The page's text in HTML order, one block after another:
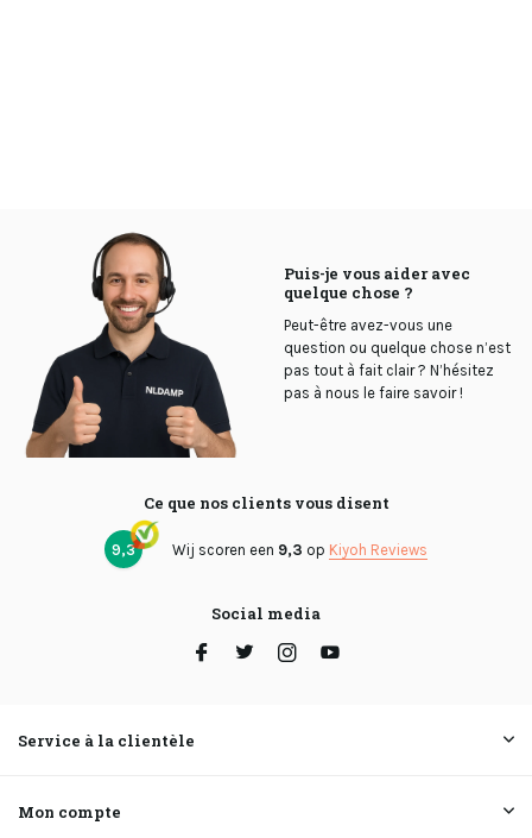
Puis-je vous aider avec
quelque chose ?
Peut-être avez-vous une
question ou quelque chose n’est
pas tout à fait clair ? N’hésitez
pas à nous le faire savoir !
Ce que nos clients vous disent
9,3 Wij scoren een 9,3 op Kiyoh Reviews
Social media
Service à la clientèle
Mon compte